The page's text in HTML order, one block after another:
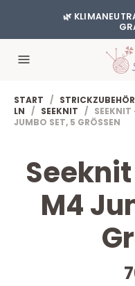
🌿
START / STRICKZUBEHÖR
LN / SEEKNIT / SEEKNIT
JUMBO SET, 5 GRÖSSEN
M4